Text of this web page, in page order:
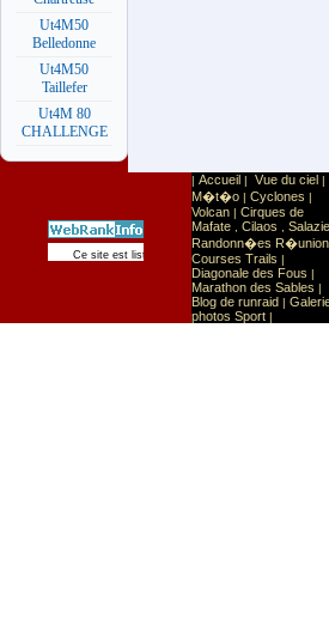
Ut4M50
Belledonne
Ut4M50
Taillefer
Ut4M 80
CHALLENGE
Ce site est list� dans la cat�gorieSport :
| Accueil | Vue du ciel |
M�t�o | Cyclones |
Volcan | Cirques de
Mafate
Cilaos Salazie
Randonn�es R�union
Courses Trails |
Diagonale des Fous |
Marathon des Sables |
Blog de runraid |
photos Sport |